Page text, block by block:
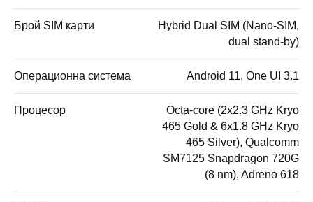
Брой SIM карти
Hybrid Dual SIM (Nano-SIM,
dual stand-by)
Операционна система Android 11, One UI 3.1
Процесор
Octa-core (2x2.3 GHz Kryo
465 Gold & 6x1.8 GHz Kryo
465 Silver), Qualcomm
SM7125 Snapdragon 720G
(8 nm), Adreno 618